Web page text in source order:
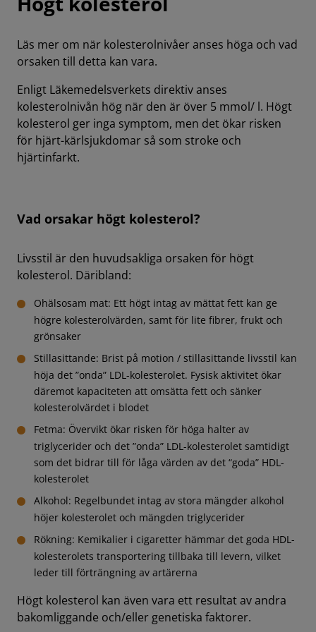
Läs mer om när kolesterolnivåer anses höga och vad
orsaken till detta kan vara.
Enligt Läkemedelsverkets direktiv anses
kolesterolnivån hög när den är över 5 mmol/ l. Högt
kolesterol ger inga symptom, men det ökar risken
för hjärt-kärlsjukdomar så som stroke och
hjärtinfarkt.
Vad orsakar högt kolesterol?
Livsstil är den huvudsakliga orsaken för högt
kolesterol. Däribland:
Ohälsosam mat: Ett högt intag av mättat fett kan ge
högre kolesterolvärden, samt för lite fibrer, frukt och
grönsaker
Stillasittande: Brist på motion / stillasittande livsstil kan
höja det ”onda” LDL-kolesterolet. Fysisk aktivitet ökar
däremot kapaciteten att omsätta fett och sänker
kolesterolvärdet i blodet
Fetma: Övervikt ökar risken för höga halter av
triglycerider och det ”onda” LDL-kolesterolet samtidigt
som det bidrar till för låga värden av det “goda” HDL-
kolesterolet
Alkohol: Regelbundet intag av stora mängder alkohol
höjer kolesterolet och mängden triglycerider
Rökning: Kemikalier i cigaretter hämmar det goda HDL-
kolesterolets transportering tillbaka till levern, vilket
leder till förträngning av artärerna
Högt kolesterol kan även vara ett resultat av andra
bakomliggande och/eller genetiska faktorer.